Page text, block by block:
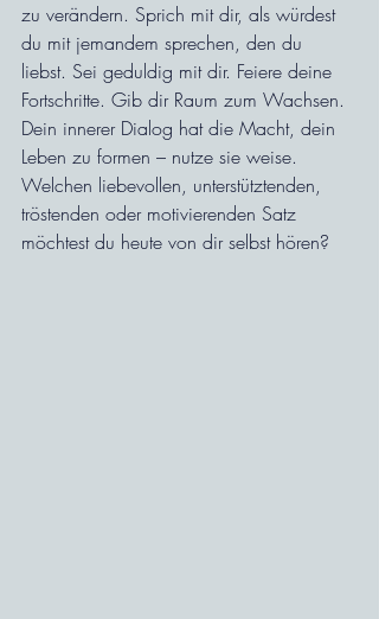
zu verändern. Sprich mit dir, als würdest
du mit jemandem sprechen, den du
liebst. Sei geduldig mit dir. Feiere deine
Fortschritte. Gib dir Raum zum Wachsen.
Dein innerer Dialog hat die Macht, dein
Leben zu formen – nutze sie weise.
Welchen liebevollen, unterstütztenden,
tröstenden oder motivierenden Satz
möchtest du heute von dir selbst hören?